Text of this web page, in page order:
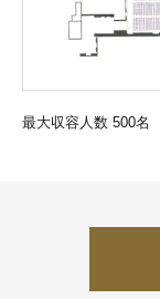
最大収容人数 500名